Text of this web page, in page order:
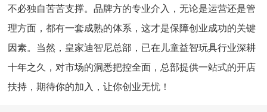
不必独自苦苦支撑。品牌方的专业介入，无论是运营还是管
理方面，都有一套成熟的体系，这才是保障创业成功的关键
因素。当然，皇家迪智尼总部，已在儿童益智玩具行业深耕
十年之久，对市场的洞悉把控全面，总部提供一站式的开店
扶持，期待你的加入，让你创业无忧！